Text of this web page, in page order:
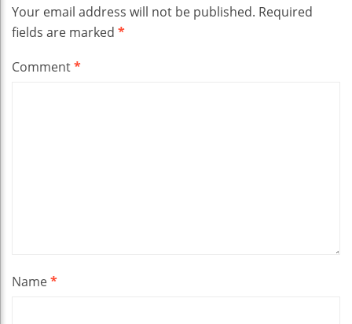
Your email address will not be published. Required
fields are marked *
Comment*
Name*